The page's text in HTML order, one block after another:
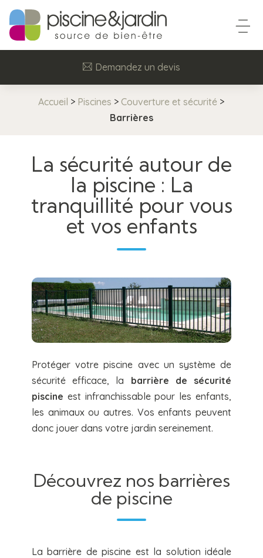
Demandez un devis
Accueil > Piscines > Couverture et sécurité >
Barrières
La sécurité autour de
la piscine : La
tranquillité pour vous
et vos enfants
Protéger votre piscine avec un système de
sécurité efficace, la barrière de sécurité
piscine est infranchissable pour les enfants,
les animaux ou autres. Vos enfants peuvent
donc jouer dans votre jardin sereinement.
Découvrez nos barrières
de piscine
La barrière de piscine est la solution idéale